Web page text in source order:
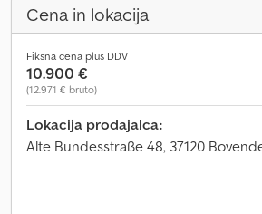
Cena in lokacija
Fiksna cena plus DDV
10.900 €
(12.971 € bruto)
Lokacija prodajalca:
Alte Bundesstraße 48, 37120